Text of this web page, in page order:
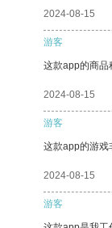
2024-08-15
游客
这款app的商品
2024-08-15
游客
这款app的游戏
2024-08-15
游客